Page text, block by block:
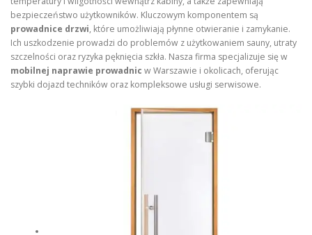
bezpieczeństwo użytkowników. Kluczowym komponentem są
prowadnice drzwi, które umożliwiają płynne otwieranie i zamykanie.
Ich uszkodzenie prowadzi do problemów z użytkowaniem sauny, utraty
szczelności oraz ryzyka pęknięcia szkła. Nasza firma specjalizuje się w
mobilnej naprawie prowadnic w Warszawie i okolicach, oferując
szybki dojazd techników oraz kompleksowe usługi serwisowe.